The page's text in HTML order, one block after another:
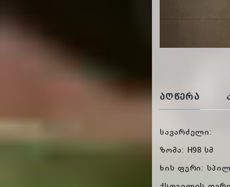
ᲐᲦᲬᲔᲠᲐ
სავარძელი:
ზომა: H98 სმ
ხის ფერი: